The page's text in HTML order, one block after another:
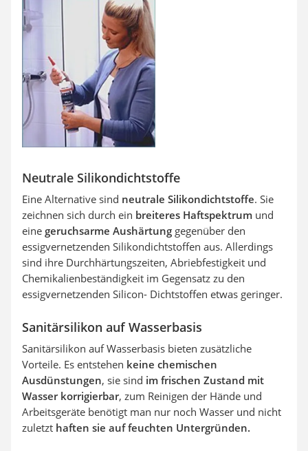
Neutrale Silikondichtstoffe
Eine Alternative sind neutrale Silikondichtstoffe. Sie
zeichnen sich durch ein breiteres Haftspektrum und
eine geruchsarme Aushärtung gegenüber den
essigvernetzenden Silikondichtstoffen aus. Allerdings
sind ihre Durchhärtungszeiten, Abriebfestigkeit und
Chemikalienbeständigkeit im Gegensatz zu den
essigvernetzenden Silicon- Dichtstoffen etwas geringer.
Sanitärsilikon auf Wasserbasis
Sanitärsilikon auf Wasserbasis bieten zusätzliche
Vorteile. Es entstehen keine chemischen
Ausdünstungen, sie sind im frischen Zustand mit
Wasser korrigierbar, zum Reinigen der Hände und
Arbeitsgeräte benötigt man nur noch Wasser und nicht
zuletzt haften sie auf feuchten Untergründen.